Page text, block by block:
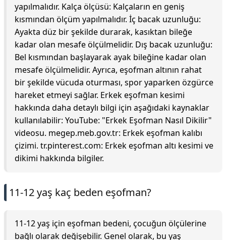
yapılmalıdır. Kalça ölçüsü: Kalçaların en geniş
kısmından ölçüm yapılmalıdır. İç bacak uzunluğu:
Ayakta düz bir şekilde durarak, kasıktan bileğe
kadar olan mesafe ölçülmelidir. Dış bacak uzunluğu:
Bel kısmından başlayarak ayak bileğine kadar olan
mesafe ölçülmelidir. Ayrıca, eşofman altının rahat
bir şekilde vücuda oturması, spor yaparken özgürce
hareket etmeyi sağlar. Erkek eşofman kesimi
hakkında daha detaylı bilgi için aşağıdaki kaynaklar
kullanılabilir: YouTube: "Erkek Eşofman Nasıl Dikilir"
videosu. megep.meb.gov.tr: Erkek eşofman kalıbı
çizimi. tr.pinterest.com: Erkek eşofman altı kesimi ve
dikimi hakkında bilgiler.
11-12 yaş kaç beden eşofman?
11-12 yaş için eşofman bedeni, çocuğun ölçülerine
bağlı olarak değişebilir. Genel olarak, bu yaş